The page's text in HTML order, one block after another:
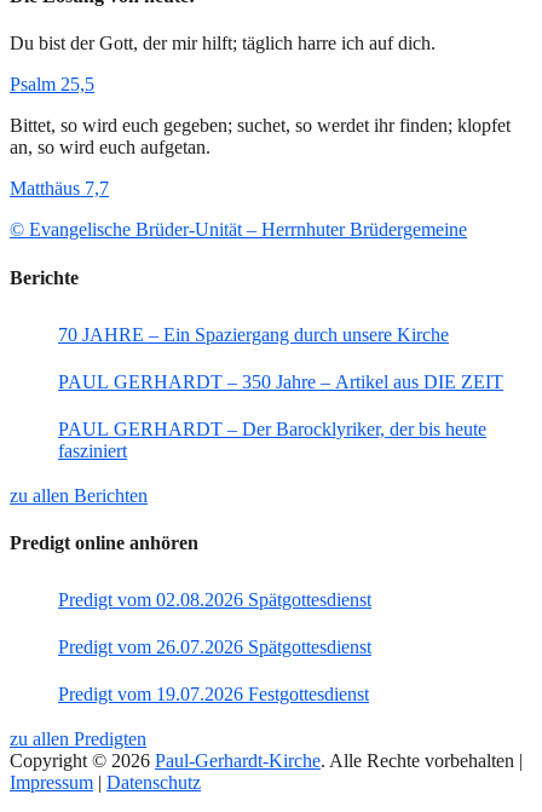
Du bist der Gott, der mir hilft; täglich harre ich auf dich.
Psalm 25,5
Bittet, so wird euch gegeben; suchet, so werdet ihr finden; klopfet
an, so wird euch aufgetan.
Matthäus 7,7
© Evangelische Brüder-Unität – Herrnhuter Brüdergemeine
Berichte
70 JAHRE – Ein Spaziergang durch unsere Kirche
PAUL GERHARDT – 350 Jahre – Artikel aus DIE ZEIT
PAUL GERHARDT – Der Barocklyriker, der bis heute
fasziniert
zu allen Berichten
Predigt online anhören
Predigt vom 02.08.2026 Spätgottesdienst
Predigt vom 26.07.2026 Spätgottesdienst
Predigt vom 19.07.2026 Festgottesdienst
zu allen Predigten
Copyright © 2026 Paul-Gerhardt-Kirche. Alle Rechte vorbehalten |
Impressum | Datenschutz